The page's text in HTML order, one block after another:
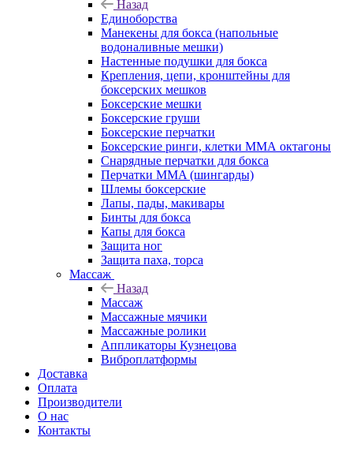
Назад
Единоборства
Манекены для бокса (напольные
водоналивные мешки)
Настенные подушки для бокса
Крепления, цепи, кронштейны для
боксерских мешков
Боксерские мешки
Боксерские груши
Боксерские перчатки
Боксерские ринги, клетки ММА октагоны
Снарядные перчатки для бокса
Перчатки MMA (шингарды)
Шлемы боксерские
Лапы, пады, макивары
Бинты для бокса
Капы для бокса
Защита ног
Защита паха, торса
Массаж
Назад
Массаж
Массажные мячики
Массажные ролики
Аппликаторы Кузнецова
Виброплатформы
Доставка
Оплата
Производители
О нас
Контакты